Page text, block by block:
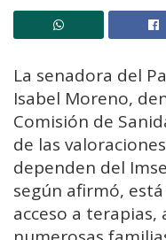
La senadora del
Isabel Moreno,
Comisión de
de las
dependen del
según afirmó,
acceso a terapias,